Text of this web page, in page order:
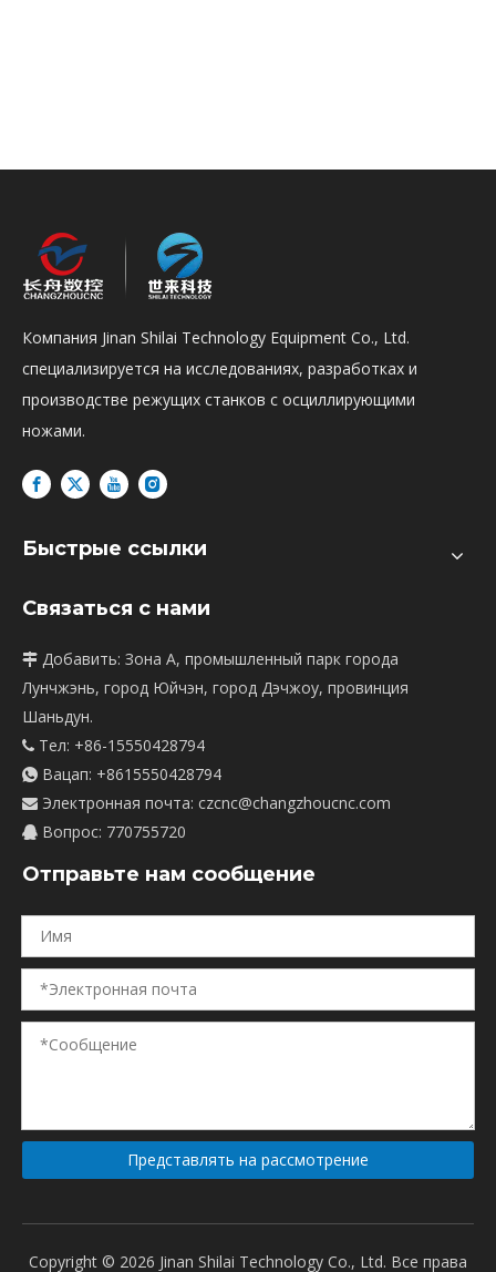
Компания Jinan Shilai Technology Equipment Co., Ltd.
специализируется на исследованиях, разработках и
производстве режущих станков с осциллирующими
ножами.
Быстрые ссылки
Связаться с нами
 Добавить: Зона А, промышленный парк города
Лунчжэнь, город Юйчэн, город Дэчжоу, провинция
Шаньдун.
 Тел: +86-15550428794
 Вацап: +8615550428794
 Электронная почта: czcnc@changzhoucnc.com
 Вопрос: 770755720
Отправьте нам сообщение
Представлять на рассмотрение
Copyright © 2026 Jinan Shilai Technology Co., Ltd. Все права